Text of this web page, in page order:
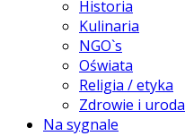
Historia
Kulinaria
NGO`s
Oświata
Religia / etyka
Zdrowie i uroda
Na sygnale